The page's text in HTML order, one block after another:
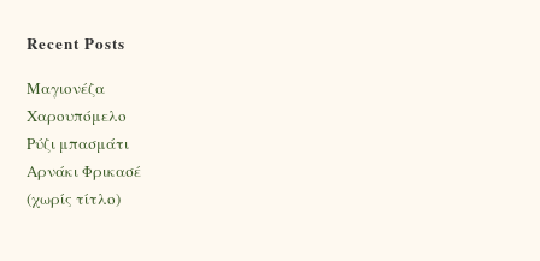
Recent Posts
Mαγιονέζα
Χαρουπόμελο
Ρύζι μπασμάτι
Αρνάκι Φρικασέ
(χωρίς τίτλο)